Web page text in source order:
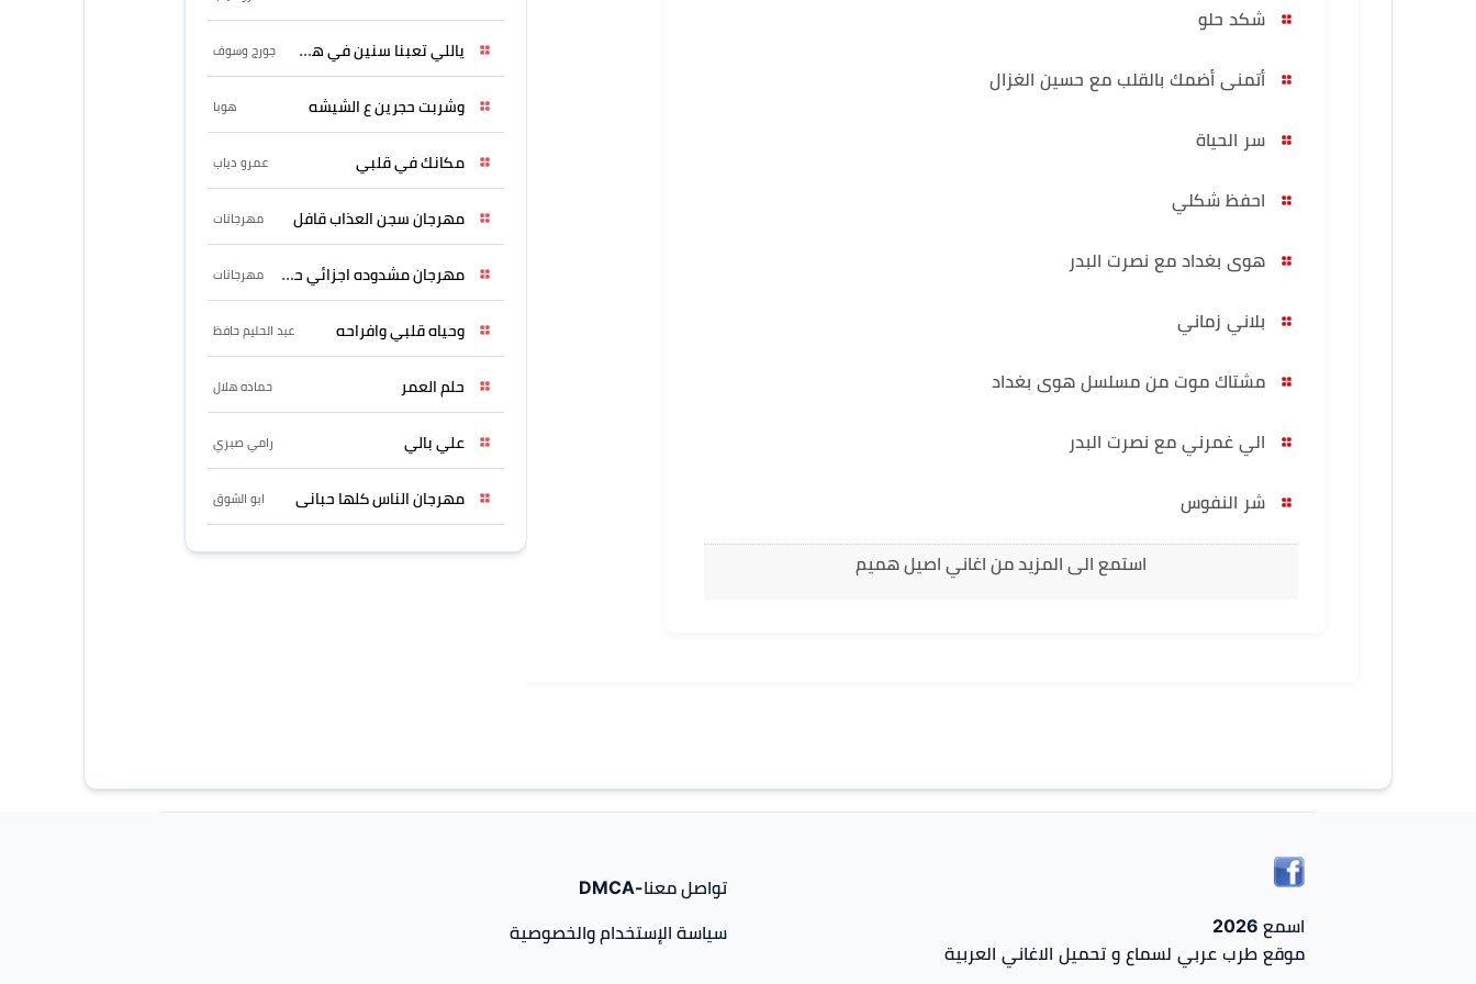
شكد حلو
أتمنى أضمك بالقلب مع حسين الغزال
سر الحياة
احفظ شكلي
هوى بغداد مع نصرت البدر
بلاني زماني
مشتاك موت من مسلسل هوى بغداد
الي غمرني مع نصرت البدر
شر النفوس
استمع الى المزيد من اغاني اصيل هميم
ياللي تعبنا سنين في هواه جورج وسوف
وشربت حجرين ع الشيشه هوبا
مكانك في قلبي عمرو دياب
مهرجان سجن العذاب قافل مهرجانات
مهرجان مشدوده اجزائي حربونى مهرجانات
وحياه قلبي وافراحه عبد الحليم حافظ
حلم العمر حماده هلال
علي بالي رامي صبري
مهرجان الناس كلها حبانى ابو الشوق
اسمع 2026
موقع طرب عربي لسماع و تحميل الاغاني العربية
تواصل معنا-DMCA
سياسة الإستخدام والخصوصية